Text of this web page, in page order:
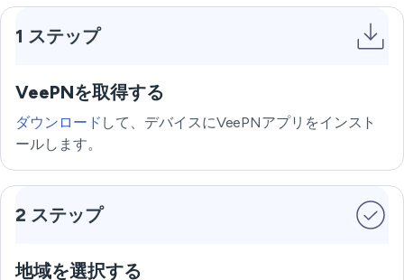
1 ステップ
VeePNを取得する
ダウンロード して、デバイスにVeePNアプリをインスト
ールします。
2 ステップ
地域を選択する